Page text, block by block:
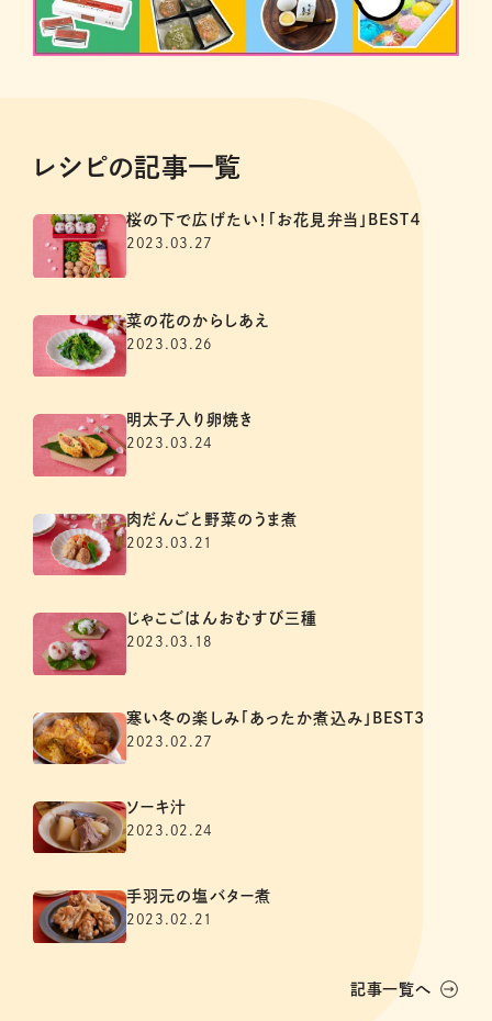
レシピの記事一覧
桜の下で広げたい！「お花見弁当」BEST４
2023.03.27
菜の花のからしあえ
2023.03.26
明太子入り卵焼き
2023.03.24
肉だんごと野菜のうま煮
2023.03.21
じゃこごはんおむすび三種
2023.03.18
寒い冬の楽しみ「あったか煮込み」BEST3
2023.02.27
ソーキ汁
2023.02.24
手羽元の塩バター煮
2023.02.21
記事一覧へ